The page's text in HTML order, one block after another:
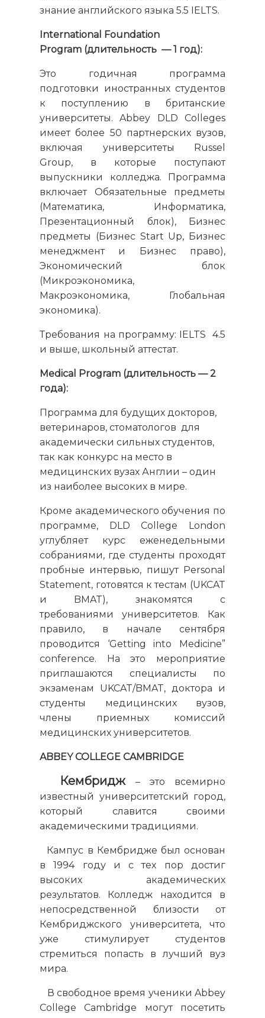
знание английского языка 5.5 IELTS.
International Foundation
Program (длительность — 1 год):
Это годичная программа
подготовки иностранных студентов
к поступлению в британские
университеты. Abbey DLD Colleges
имеет более 50 партнерских вузов,
включая университеты Russel
Group, в которые поступают
выпускники колледжа. Программа
включает Обязательные предметы
(Математика, Информатика,
Презентационный блок), Бизнес
предметы (Бизнес Start Up, Бизнес
менеджмент и Бизнес право),
Экономический блок
(Микроэкономика,
Макроэкономика, Глобальная
экономика).
Требования на программу: IELTS 4.5
и выше, школьный аттестат.
Medical Program (длительность — 2
года):
Программа для будущих докторов,
ветеринаров, стоматологов для
академически сильных студентов,
так как конкурс на место в
медицинских вузах Англии – один
из наиболее высоких в мире.
Кроме академического обучения по
программе, DLD College London
углубляет курс еженедельными
собраниями, где студенты проходят
пробные интервью, пишут Personal
Statement, готовятся к тестам (UKCAT
и BMAT), знакомятся с
требованиями университетов. Как
правило, в начале сентября
проводится ‘Getting into Medicine”
conference. На это мероприятие
приглашаются специалисты по
экзаменам UKCAT/BMAT, доктора и
студенты медицинских вузов,
члены приемных комиссий
медицинских университетов.
ABBEY COLLEGE CAMBRIDGE
Кембридж – это всемирно
известный университетский город,
который славится своими
академическими традициями.
Кампус в Кембридже был основан
в 1994 году и с тех пор достиг
высоких академических
результатов. Колледж находится в
непосредственной близости от
Кембриджского университета, что
уже стимулирует студентов
стремиться попасть в лучший вуз
мира.
В свободное время ученики Abbey
College Cambridge могут посетить